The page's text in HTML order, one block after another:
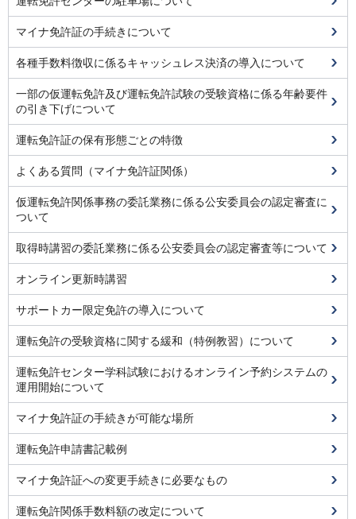
マイナ免許証の手続きについて
各種手数料徴収に係るキャッシュレス決済の導入について
一部の仮運転免許及び運転免許試験の受験資格に係る年齢要件
の引き下げについて
運転免許証の保有形態ごとの特徴
よくある質問（マイナ免許証関係）
仮運転免許関係事務の委託業務に係る公安委員会の認定審査に
ついて
取得時講習の委託業務に係る公安委員会の認定審査等について
オンライン更新時講習
サポートカー限定免許の導入について
運転免許の受験資格に関する緩和（特例教習）について
運転免許センター学科試験におけるオンライン予約システムの
運用開始について
マイナ免許証の手続きが可能な場所
運転免許申請書記載例
マイナ免許証への変更手続きに必要なもの
運転免許関係手数料額の改定について